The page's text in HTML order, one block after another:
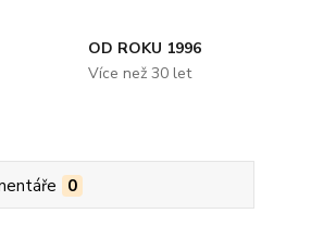
OD ROKU 1996
Více než 30 let
0